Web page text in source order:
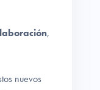
,
nuevos